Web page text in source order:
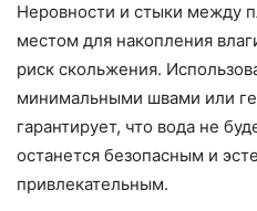
Неровности и стыки между
местом для накопления
риск скольжения.
минимальными швами или
гарантирует, что вода не
останется безопасным и
привлекательным.